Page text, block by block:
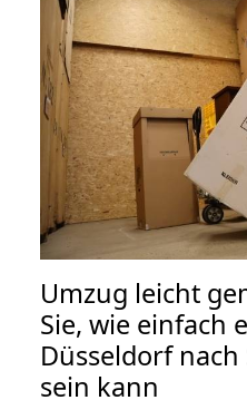
Umzug leicht
Sie, wie einfach
Düsseldorf
sein kann